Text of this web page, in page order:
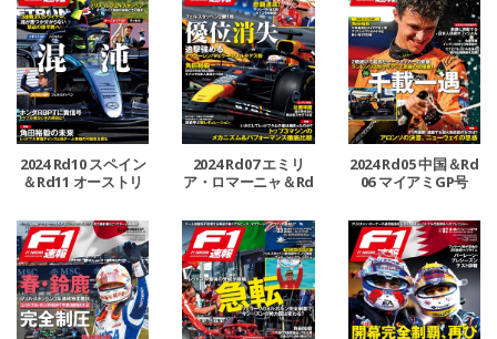
2024 Rd10 スペイン
＆Rd11 オーストリ
P号
2024 Rd07 エミリ
ア・ロマーニャ＆Rd
ナダGP号
2024 Rd05 中国＆Rd
06 マイアミGP号